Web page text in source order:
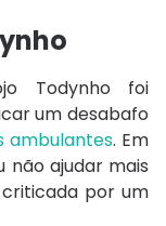
Todynho foi
um desabafo
ambulantes. Em
não ajudar mais
por um